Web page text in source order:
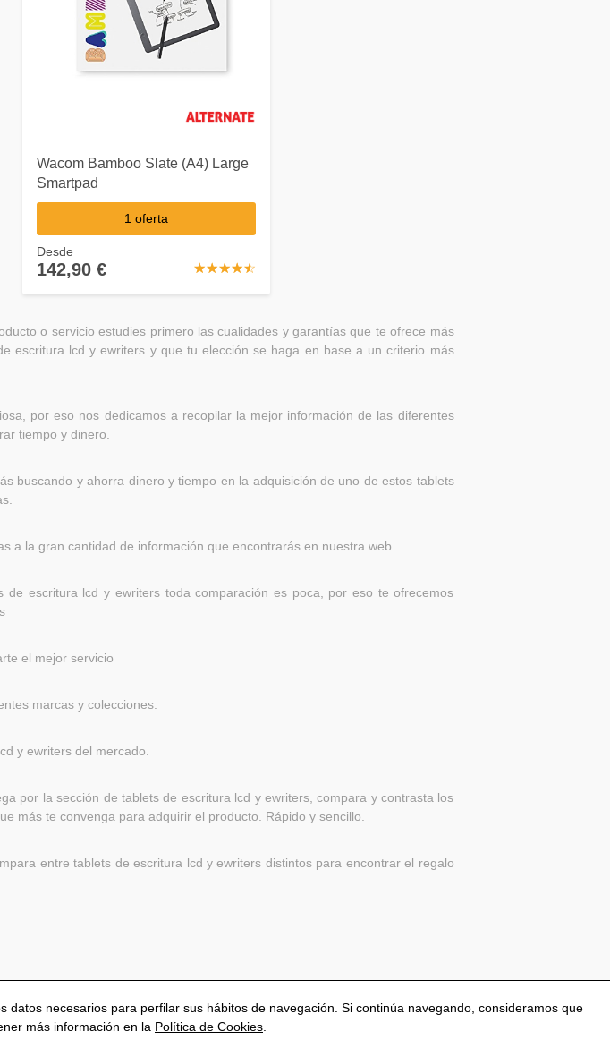
Wacom Bamboo Slate (A4) Large
Smartpad
1 oferta
☆☆☆☆☆
★★★★★
Desde
142,90 €
o servicio estudies primero las cualidades y garantías que te ofrece más
escritura lcd y ewriters y que tu elección se haga en base a un criterio más
por eso nos dedicamos a recopilar la mejor información de las diferentes
tiempo y dinero.
buscando y ahorra dinero y tiempo en la adquisición de uno de estos tablets
a la gran cantidad de información que encontrarás en nuestra web.
escritura lcd y ewriters toda comparación es poca, por eso te ofrecemos
el mejor servicio
marcas y colecciones.
y ewriters del mercado.
por la sección de tablets de escritura lcd y ewriters, compara y contrasta los
más te convenga para adquirir el producto. Rápido y sencillo.
entre tablets de escritura lcd y ewriters distintos para encontrar el regalo
necesarios para perfilar sus hábitos de navegación. Si continúa navegando, consideramos que
más información en la Política de Cookies